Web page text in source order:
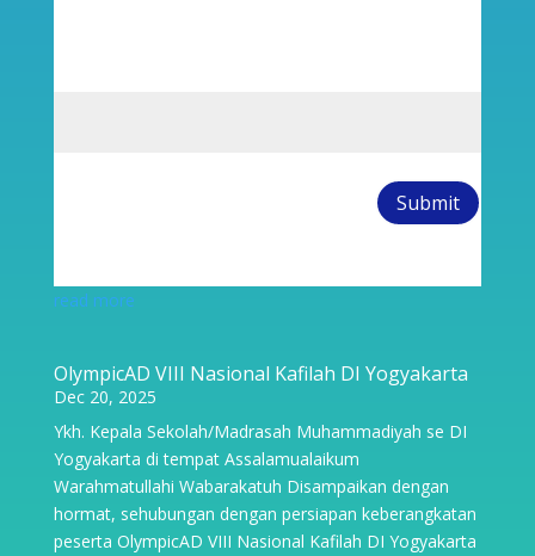
Submit
read more
OlympicAD VIII Nasional Kafilah DI Yogyakarta
Dec 20, 2025
Ykh. Kepala Sekolah/Madrasah Muhammadiyah se DI
Yogyakarta di tempat Assalamualaikum
Warahmatullahi Wabarakatuh Disampaikan dengan
hormat, sehubungan dengan persiapan keberangkatan
peserta OlympicAD VIII Nasional Kafilah DI Yogyakarta